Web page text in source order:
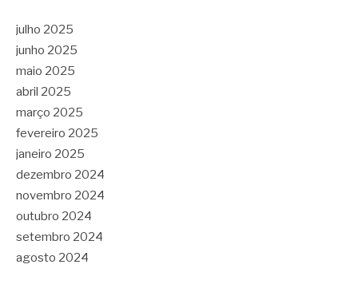
julho 2025
junho 2025
maio 2025
abril 2025
março 2025
fevereiro 2025
janeiro 2025
dezembro 2024
novembro 2024
outubro 2024
setembro 2024
agosto 2024